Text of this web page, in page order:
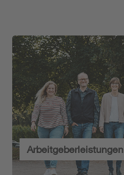
Arbeitgeberleistungen